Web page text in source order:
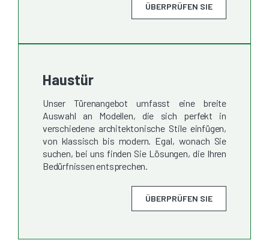
ÜBERPRÜFEN SIE
Haustür
Unser Türenangebot umfasst eine breite
Auswahl an Modellen, die sich perfekt in
verschiedene architektonische Stile einfügen,
von klassisch bis modern. Egal, wonach Sie
suchen, bei uns finden Sie Lösungen, die Ihren
Bedürfnissen entsprechen.
ÜBERPRÜFEN SIE